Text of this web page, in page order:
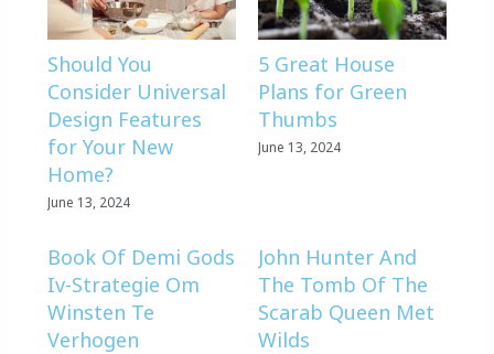
Should You
Consider Universal
Design Features
for Your New
Home?
June 13, 2024
5 Great House
Plans for Green
Thumbs
June 13, 2024
Book Of Demi Gods
Iv-Strategie Om
Winsten Te
Verhogen
John Hunter And
The Tomb Of The
Scarab Queen Met
Wilds